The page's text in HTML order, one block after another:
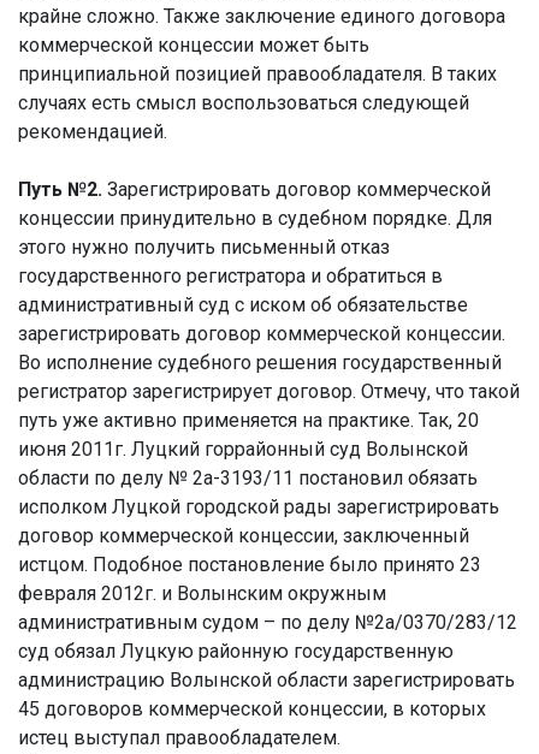
крайне сложно. Также заключение единого договора
коммерческой концессии может быть
принципиальной позицией правообладателя. В таких
случаях есть смысл воспользоваться следующей
рекомендацией.
Путь №2. Зарегистрировать договор коммерческой
концессии принудительно в судебном порядке. Для
этого нужно получить письменный отказ
государственного регистратора и обратиться в
административный суд с иском об обязательстве
зарегистрировать договор коммерческой концессии.
Во исполнение судебного решения государственный
регистратор зарегистрирует договор. Отмечу, что такой
путь уже активно применяется на практике. Так, 20
июня 2011г. Луцкий горрайонный суд Волынской
области по делу № 2а-3193/11 постановил обязать
исполком Луцкой городской рады зарегистрировать
договор коммерческой концессии, заключенный
истцом. Подобное постановление было принято 23
февраля 2012г. и Волынским окружным
административным судом – по делу №2а/0370/283/12
суд обязал Луцкую районную государственную
администрацию Волынской области зарегистрировать
45 договоров коммерческой концессии, в которых
истец выступал правообладателем.